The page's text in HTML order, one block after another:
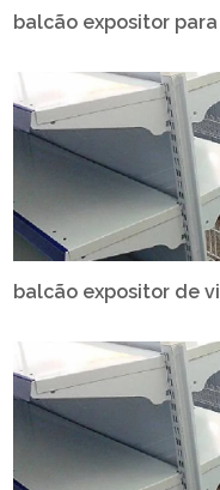
balcão expositor
balcão expositor de